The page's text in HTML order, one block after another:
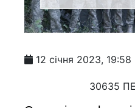
12 січня 2023, 19:58
30635